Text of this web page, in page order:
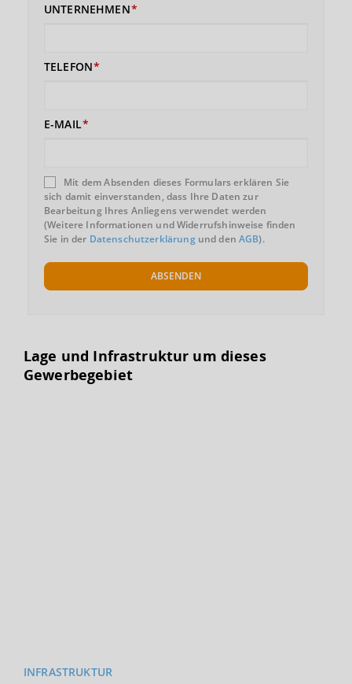
UNTERNEHMEN
TELEFON
E-MAIL
Mit dem Absenden dieses Formulars erklären Sie
sich damit einverstanden, dass Ihre Daten zur
Bearbeitung Ihres Anliegens verwendet werden
(Weitere Informationen und Widerrufshinweise finden
Sie in der Datenschutzerklärungund denAGB).
ABSENDEN
Lage und Infrastruktur um dieses
Gewerbegebiet
INFRASTRUKTUR